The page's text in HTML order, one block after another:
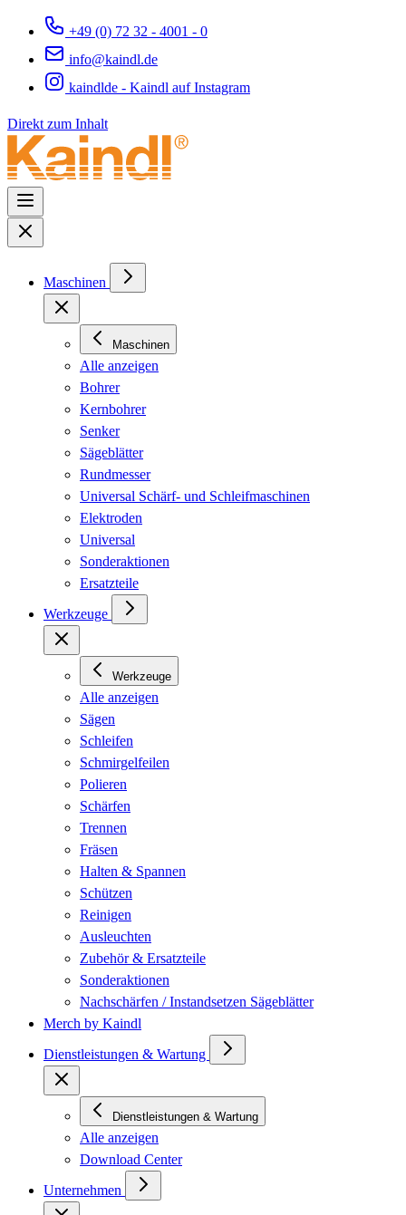
+49 (0) 72 32 - 4001 - 0
info@kaindl.de
kaindlde - Kaindl auf Instagram
Direkt zum Inhalt
Maschinen
Maschinen
Alle anzeigen
Bohrer
Kernbohrer
Senker
Sägeblätter
Rundmesser
Universal Schärf- und Schleifmaschinen
Elektroden
Universal
Sonderaktionen
Ersatzteile
Werkzeuge
Werkzeuge
Alle anzeigen
Sägen
Schleifen
Schmirgelfeilen
Polieren
Schärfen
Trennen
Fräsen
Halten & Spannen
Schützen
Reinigen
Ausleuchten
Zubehör & Ersatzteile
Sonderaktionen
Nachschärfen / Instandsetzen Sägeblätter
Merch by Kaindl
Dienstleistungen & Wartung
Dienstleistungen & Wartung
Alle anzeigen
Download Center
Unternehmen